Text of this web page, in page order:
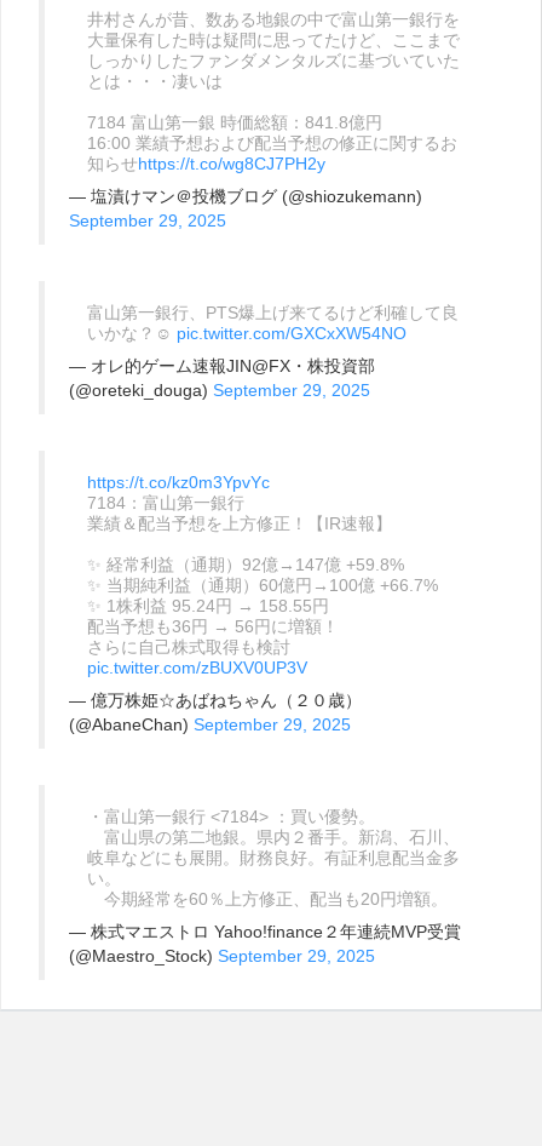
井村さんが昔、数ある地銀の中で富山第一銀行を
大量保有した時は疑問に思ってたけど、ここまで
しっかりしたファンダメンタルズに基づいていた
とは・・・凄いは
7184 富山第一銀 時価総額：841.8億円
16:00 業績予想および配当予想の修正に関するお
知らせhttps://t.co/wg8CJ7PH2y
— 塩漬けマン＠投機ブログ (@shiozukemann)
September 29, 2025
富山第一銀行、PTS爆上げ来てるけど利確して良
いかな？☺️ pic.twitter.com/GXCxXW54NO
— オレ的ゲーム速報JIN@FX・株投資部
(@oreteki_douga) September 29, 2025
https://t.co/kz0m3YpvYc
7184：富山第一銀行
業績＆配当予想を上方修正！【IR速報】
✨ 経常利益（通期）92億→147億 +59.8%
✨ 当期純利益（通期）60億円→100億 +66.7%
✨ 1株利益 95.24円 → 158.55円
配当予想も36円 → 56円に増額！
さらに自己株式取得も検討
pic.twitter.com/zBUXV0UP3V
— 億万株姫☆あばねちゃん（２０歳）
(@AbaneChan) September 29, 2025
・富山第一銀行 <7184> ：買い優勢。
富山県の第二地銀。県内２番手。新潟、石川、
岐阜などにも展開。財務良好。有証利息配当金多
い。
今期経常を60％上方修正、配当も20円増額。
— 株式マエストロ Yahoo!finance２年連続MVP受賞
(@Maestro_Stock) September 29, 2025